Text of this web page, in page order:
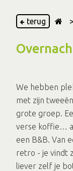
terug >
We hebben
met zijn
grote groep.
verse koffie…
een B&B. Van
retro - je vindt
liever zelf je